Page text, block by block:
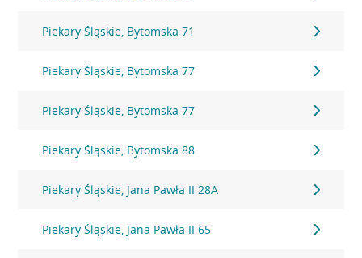
Piekary Śląskie, Bytomska 71
Piekary Śląskie, Bytomska 77
Piekary Śląskie, Bytomska 77
Piekary Śląskie, Bytomska 88
Piekary Śląskie, Jana Pawła II 28A
Piekary Śląskie, Jana Pawła II 65